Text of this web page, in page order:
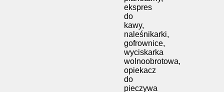
ekspres
do
kawy,
naleśnikarki,
gofrownice,
wyciskarka
wolnoobrotowa,
opiekacz
do
pieczywa